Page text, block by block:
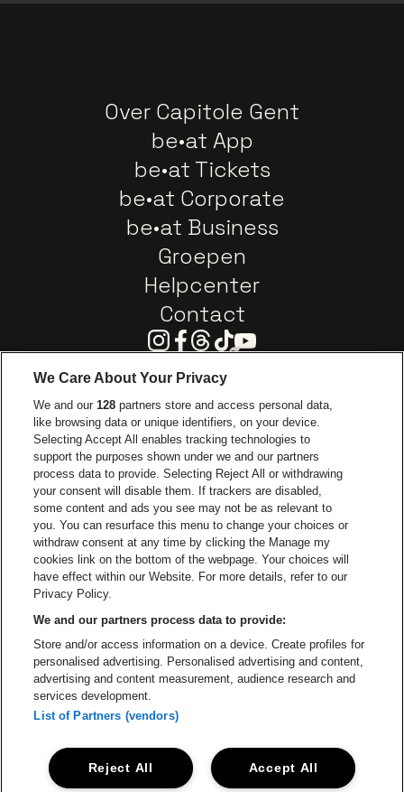
Over Capitole Gent
be•at App
be•at Tickets
be•at Corporate
be•at Business
Groepen
Helpcenter
Contact
Instagram
Facebook
Threads
TiktokYoutube
Ga naar de website van Europcar
Ga naar de
Ga naar de website van Coca-Cola
Ga naar de website van
Ga naar
Ga naar de website van Champagne
Ga naar de website
Ga naar de website van Het logo van
Ga naar de website
Ga naar de
Ga naar
Capitole Gent is een deel van be•at
Capitole Gent
Be-At Venues
Schijnpoortweg 119, 2170 Antwerpen
BTW (BE) 0461.051.688 - RPR Antwerpen
BNP Paribas Fortis - IBAN: BE93 2200 4925 0067 - BIC:
GEBABEBB
ProclaimerCookiesManage my cookiesPrivacy
We Care About Your Privacy
We and our128 partners store and access personal data,
like browsing data or unique identifiers, on your device.
Selecting Accept All enables tracking technologies to
support the purposes shown under we and our partners
process data to provide. Selecting Reject All or withdrawing
your consent will disable them. If trackers are disabled,
some content and ads you see may not be as relevant to
you. You can resurface this menu to change your choices or
withdraw consent at any time by clicking the Manage my
cookies link on the bottom of the webpage. Your choices will
have effect within our Website. For more details, refer to our
Privacy Policy.
We and our partners process data to provide:
Store and/or access information on a device. Create profiles for
personalised advertising. Personalised advertising and content,
advertising and content measurement, audience research and
services development.
List of Partners (vendors)
Accept All
Reject All